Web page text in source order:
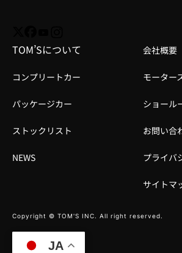
TOM’Sについて
コンプリートカー
パッケージカー
ストックリスト
NEWS
会社概要
モーター
ショール
お問い合
プライバ
サイトマ
Copyright © TOM'S INC. All right reserved.
JA